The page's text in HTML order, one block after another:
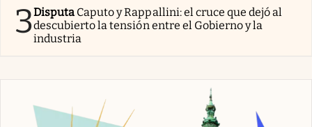
3Disputa Caputo y Rappallini: el cruce que dejó al
descubierto la tensión entre el Gobierno y la
industria